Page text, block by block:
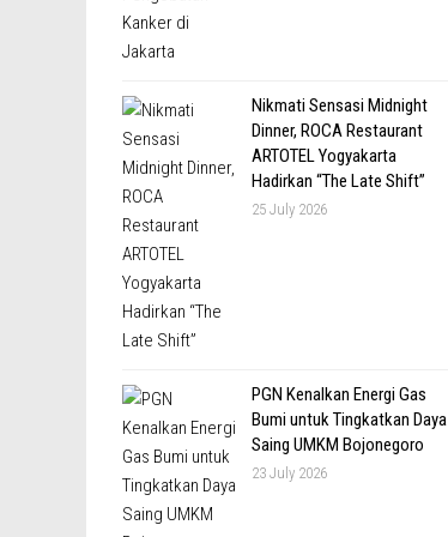
Nikmati Sensasi Midnight
Dinner, ROCA Restaurant
ARTOTEL Yogyakarta
Hadirkan “The Late Shift”
25 July 2026
PGN Kenalkan Energi Gas
Bumi untuk Tingkatkan Daya
Saing UMKM Bojonegoro
23 July 2026